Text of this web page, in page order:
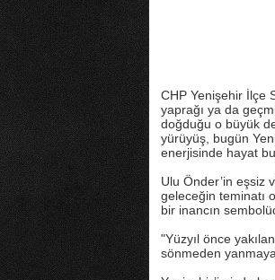
CHP Yenişehir İlçe
yaprağı ya da
doğduğu o büyük
yürüyüş, bugün
enerjisinde hayat
Ulu Önder’in eşsiz
geleceğin teminatı
bir inancın
"Yüzyıl önce
sönmeden